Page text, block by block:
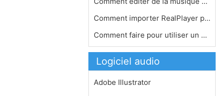
Comment importer RealPlayer pour iTu…
Comment faire pour utiliser un micro…
Logiciel audio
Adobe Illustrator